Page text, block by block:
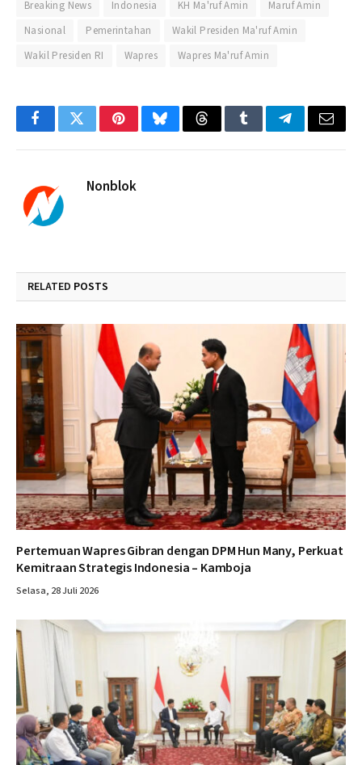
Breaking News Indonesia KH Ma'ruf Amin
Maruf Amin
Nasional
Pemerintahan
Wakil Presiden Ma'ruf Amin
Wakil Presiden RI
Wapres Wapres Ma'ruf Amin
FacebookTwitterPinterestBlueskyThreadsTumblrTelegramEmail
Nonblok
RELATED POSTS
Pertemuan Wapres Gibran dengan DPM Hun Many, Perkuat
Kemitraan Strategis Indonesia – Kamboja
Selasa, 28 Juli 2026